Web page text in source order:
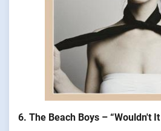
6. The Beach Boys – “Wouldn't It